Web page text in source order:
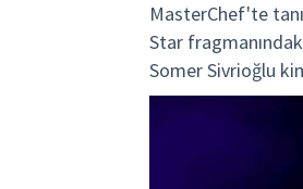
MasterChef'te
Star
Somer Sivrioğlu